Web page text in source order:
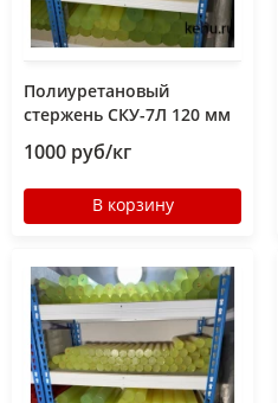
Полиуретановый
стержень СКУ-7Л 120 мм
1000 руб/кг
В корзину